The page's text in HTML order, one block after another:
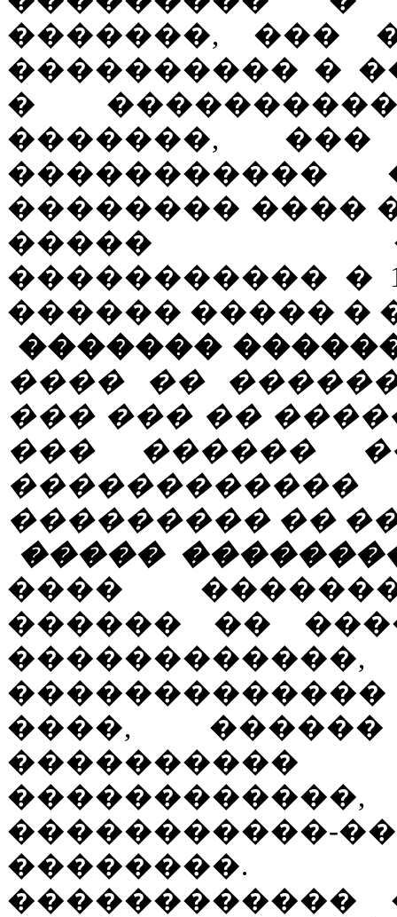
�������, ���
���������� �
�
�������,
�������� ����
�����
����������� �
������ ����� �
�������
���� ��
��� ��� ��
��� ������
��������� ��
�����
����
������ ��
�������������
����,
�����������-
������������